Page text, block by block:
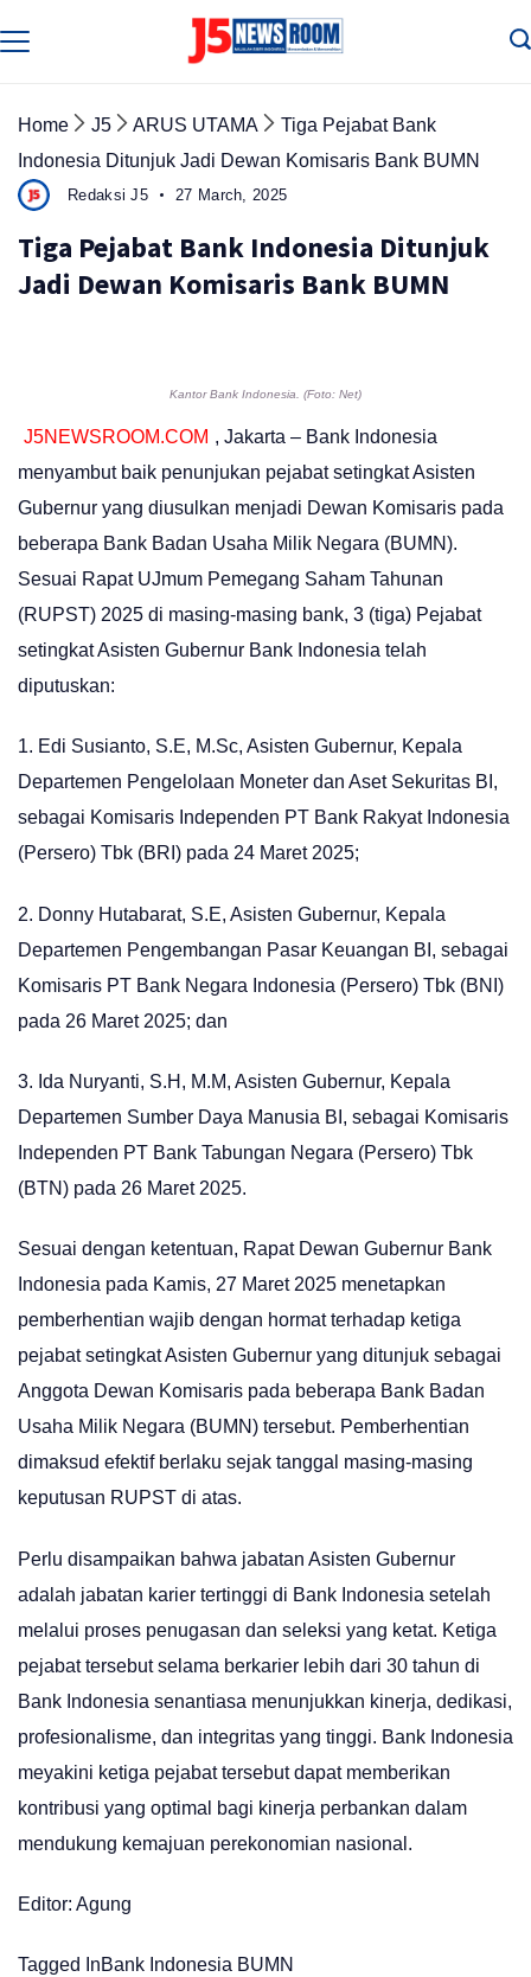
to
Home J5 ARUS UTAMA
Tiga Pejabat Bank
Indonesia Ditunjuk Jadi Dewan Komisaris Bank BUMN
Redaksi J5 27 March, 2025
Tiga Pejabat Bank Indonesia Ditunjuk
Jadi Dewan Komisaris Bank BUMN
Kantor Bank Indonesia. (Foto: Net)
J5NEWSROOM.COM , Jakarta – Bank Indonesia
menyambut baik penunjukan pejabat setingkat Asisten
Gubernur yang diusulkan menjadi Dewan Komisaris pada
beberapa Bank Badan Usaha Milik Negara (BUMN).
Sesuai Rapat UJmum Pemegang Saham Tahunan
(RUPST) 2025 di masing-masing bank, 3 (tiga) Pejabat
setingkat Asisten Gubernur Bank Indonesia telah
diputuskan:
1. Edi Susianto, S.E, M.Sc, Asisten Gubernur, Kepala
Departemen Pengelolaan Moneter dan Aset Sekuritas BI,
sebagai Komisaris Independen PT Bank Rakyat Indonesia
(Persero) Tbk (BRI) pada 24 Maret 2025;
2. Donny Hutabarat, S.E, Asisten Gubernur, Kepala
Departemen Pengembangan Pasar Keuangan BI, sebagai
Komisaris PT Bank Negara Indonesia (Persero) Tbk (BNI)
pada 26 Maret 2025; dan
3. Ida Nuryanti, S.H, M.M, Asisten Gubernur, Kepala
Departemen Sumber Daya Manusia BI, sebagai Komisaris
Independen PT Bank Tabungan Negara (Persero) Tbk
(BTN) pada 26 Maret 2025.
Sesuai dengan ketentuan, Rapat Dewan Gubernur Bank
Indonesia pada Kamis, 27 Maret 2025 menetapkan
pemberhentian wajib dengan hormat terhadap ketiga
pejabat setingkat Asisten Gubernur yang ditunjuk sebagai
Anggota Dewan Komisaris pada beberapa Bank Badan
Usaha Milik Negara (BUMN) tersebut. Pemberhentian
dimaksud efektif berlaku sejak tanggal masing-masing
keputusan RUPST di atas.
Perlu disampaikan bahwa jabatan Asisten Gubernur
adalah jabatan karier tertinggi di Bank Indonesia setelah
melalui proses penugasan dan seleksi yang ketat. Ketiga
pejabat tersebut selama berkarier lebih dari 30 tahun di
Bank Indonesia senantiasa menunjukkan kinerja, dedikasi,
profesionalisme, dan integritas yang tinggi. Bank Indonesia
meyakini ketiga pejabat tersebut dapat memberikan
kontribusi yang optimal bagi kinerja perbankan dalam
mendukung kemajuan perekonomian nasional.
Editor: Agung
Tagged InBank Indonesia BUMN